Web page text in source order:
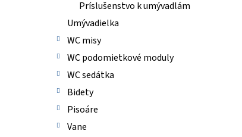
Príslušenstvo k umývadlám
Umývadielka
WC misy
WC podomietkové moduly
WC sedátka
Bidety
Pisoáre
Vane